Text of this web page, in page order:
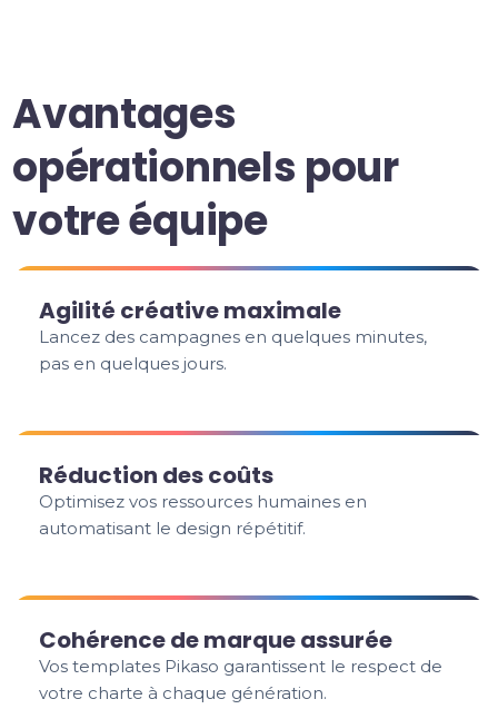
Avantages
opérationnels pour
votre équipe
Agilité créative maximale
Lancez des campagnes en quelques minutes,
pas en quelques jours.
Réduction des coûts
Optimisez vos ressources humaines en
automatisant le design répétitif.
Cohérence de marque assurée
Vos templates Pikaso garantissent le respect de
votre charte à chaque génération.